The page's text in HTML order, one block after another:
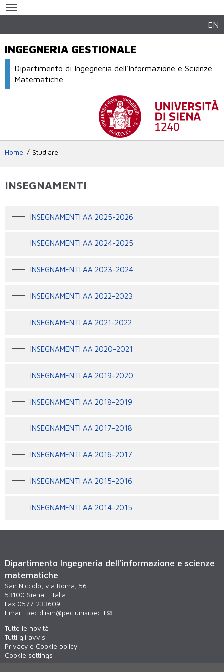
contenuto
EN
INGEGNERIA GESTIONALE
Dipartimento di Ingegneria dell'Informazione e Scienze
Matematiche
Home Studiare
INSEGNAMENTI
INSEGNAMENTI AA 2025-2026
INSEGNAMENTI AA 2024-2025
INSEGNAMENTI AA 2023-2024
INSEGNAMENTI AA 2022-2023
INSEGNAMENTI AA 2021-2022
INSEGNAMENTI AA 2020-2021
INSEGNAMENTI AA 2019-2020
INSEGNAMENTI AA 2018-2019
INSEGNAMENTI AA 2017-2018
INSEGNAMENTI AA 2016-2017
INSEGNAMENTI AA 2015-2016
INSEGNAMENTI AA 2014-2015
Dipartimento Ingegneria dell’informazione e scienze
matematiche
San Niccolò, via Roma, 56
53100 Siena - Italia
Fax 0577 233609
Email: pec.diism@pec.unisipec.it
Tutte le novità
Tutti gli avvisi
Privacy e Cookie policy
Cookie settings